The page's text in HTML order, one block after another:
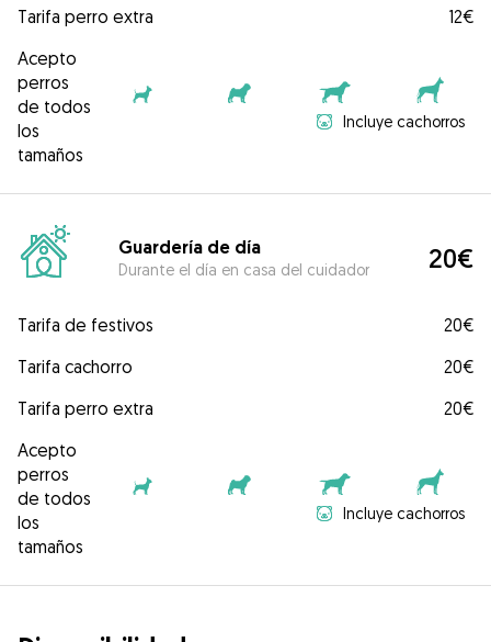
Tarifa perro extra
12€
Acepto
perros
de todos
los
tamaños
Incluye cachorros
Guardería de día
Durante el día en casa del cuidador 20€
Tarifa de festivos
20€
Tarifa cachorro
20€
Tarifa perro extra
20€
Acepto
perros
de todos
los
tamaños
Incluye cachorros